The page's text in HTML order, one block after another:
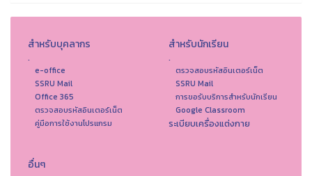
สำหรับบุคลากร
.
e-office
SSRU Mail
Office 365
ตรวจสอบรหัสอินเตอร์เน็ต
คู่มือการใช้งานโปรแกรม
สำหรับนักเรียน
.
ตรวจสอบรหัสอินเตอร์เน็ต
SSRU Mail
การขอรับบริการสำหรับนักเรียน
Google Classroom
ระเบียบเครื่องแต่งกาย
อื่นๆ